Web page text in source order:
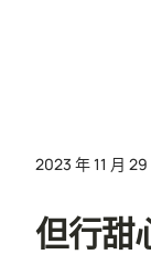
2023 年 11 月 29
但行甜